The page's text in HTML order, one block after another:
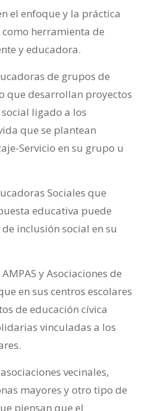
el enfoque y la práctica
herramienta de
y educadora.
de grupos de
que desarrollan proyectos
ligado a los
que se plantean
Servicio en su grupo u
Sociales que
educativa puede
inclusión social en su
y Asociaciones de
en sus centros escolares
de educación cívica
vinculadas a los
vecinales,
mayores y otro tipo de
piensan que el